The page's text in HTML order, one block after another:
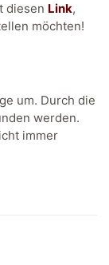
diesen Link,
möchten!
um. Durch die
werden.
immer